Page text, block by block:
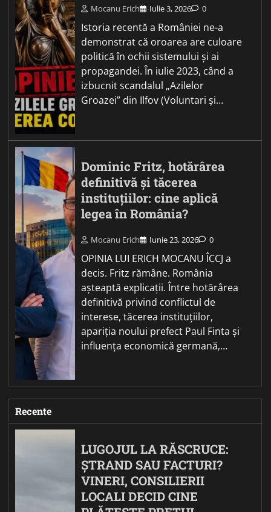
Mocanu Erich Iulie 3, 2026 0
Istoria recentă a României ne-a
demonstrat că oroarea are culoare
politică în ochii sistemului și ai
propagandei. În iulie 2023, când a
izbucnit scandalul „Azilelor
Groazei” din Ilfov (Voluntari și…
Dominic Fritz, hotărârea
definitivă și tăcerea
instituțiilor: cine aplică
legea în România?
Mocanu Erich Iunie 23, 2026 0
OPINIA LUI ERICH MOCANU ÎCCJ a
decis. Fritz rămâne. România
așteaptă explicații. Între hotărârea
definitivă privind conflictul de
interese, tăcerea instituțiilor,
apariția noului prefect Paul Finta și
influența economică germană,…
Recente
LUGOJUL LA RĂSCRUCE:
ȘTRAND SAU FACTURI?
VINERI, CONSILIERII
LOCALI DECID CINE